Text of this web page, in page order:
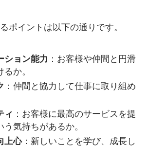
ポイントは以下の通りです。
ション能力 ：お客様や仲間と円滑
か。
：仲間と協力して仕事に取り組め
ィ ：お客様に最高のサービスを提
気持ちがあるか。
上心：新しいことを学び、成長し